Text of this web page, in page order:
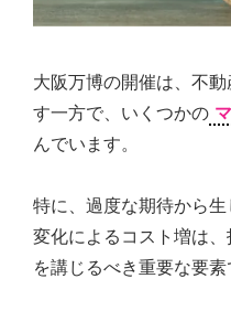
大阪万博の開催は、不
す一方で、いくつかの
んでいます。
特に、過度な期待から
変化によるコスト増は
を講じるべき重要な要素